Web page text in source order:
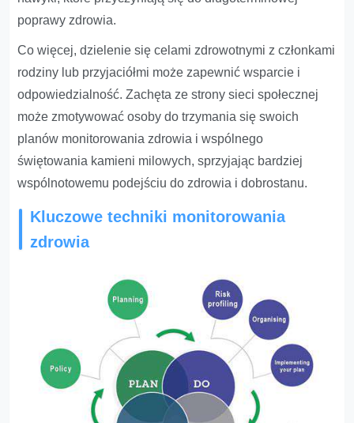
poprawy zdrowia.
Co więcej, dzielenie się celami zdrowotnymi z członkami
rodziny lub przyjaciółmi może zapewnić wsparcie i
odpowiedzialność. Zachęta ze strony sieci społecznej
może zmotywować osoby do trzymania się swoich
planów monitorowania zdrowia i wspólnego
świętowania kamieni milowych, sprzyjając bardziej
wspólnotowemu podejściu do zdrowia i dobrostanu.
Kluczowe techniki monitorowania
zdrowia